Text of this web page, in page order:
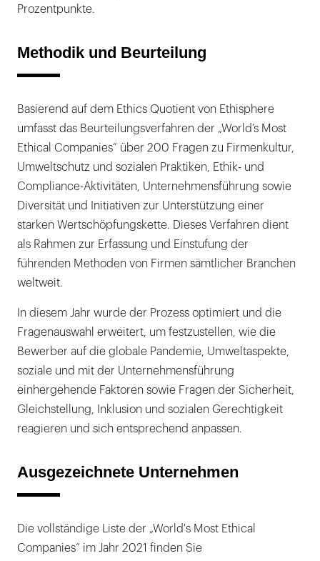
Prozentpunkte.
Methodik und Beurteilung
Basierend auf dem Ethics Quotient von Ethisphere
umfasst das Beurteilungsverfahren der „World’s Most
Ethical Companies“ über 200 Fragen zu Firmenkultur,
Umweltschutz und sozialen Praktiken, Ethik- und
Compliance-Aktivitäten, Unternehmensführung sowie
Diversität und Initiativen zur Unterstützung einer
starken Wertschöpfungskette. Dieses Verfahren dient
als Rahmen zur Erfassung und Einstufung der
führenden Methoden von Firmen sämtlicher Branchen
weltweit.
In diesem Jahr wurde der Prozess optimiert und die
Fragenauswahl erweitert, um festzustellen, wie die
Bewerber auf die globale Pandemie, Umweltaspekte,
soziale und mit der Unternehmensführung
einhergehende Faktoren sowie Fragen der Sicherheit,
Gleichstellung, Inklusion und sozialen Gerechtigkeit
reagieren und sich entsprechend anpassen.
Ausgezeichnete Unternehmen
Die vollständige Liste der „World's Most Ethical
Companies“ im Jahr 2021 finden Sie